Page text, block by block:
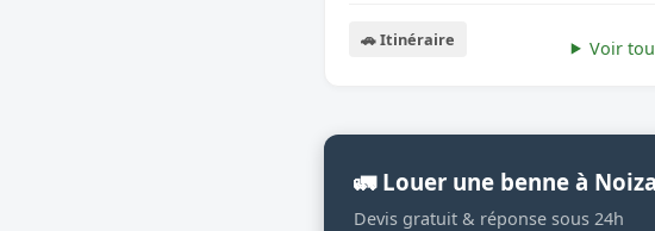
🚗 Itinéraire Voir
🚛 Louer une benne à
Devis gratuit & réponse sous 24h